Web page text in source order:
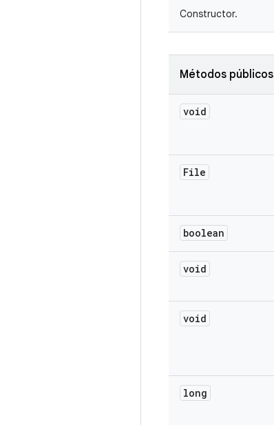
Constructor.
Métodos públicos
void
File
boolean
void
void
long